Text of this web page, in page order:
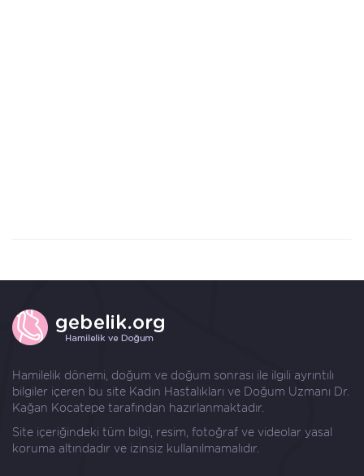
Hamilelik dönemi, doğum ve doğum sonrası ile ilgili ayrıntılı
bilgiler içeren bu site Kadın Hastalıkları ve Doğum Uzmanı Dr.
Kağan Kocatepe tarafından hazırlanmaktadır.
Site içeriğindeki tüm bilgi, resim, fotoğraf ve videolar yasal
koruma altındadır ve izinsiz kullanılmamalıdır.